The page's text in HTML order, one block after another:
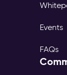
Events
FAQs